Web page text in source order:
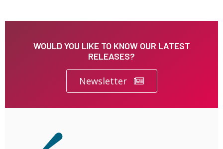
WOULD YOU LIKE TO KNOW OUR LATEST
RELEASES?
Newsletter